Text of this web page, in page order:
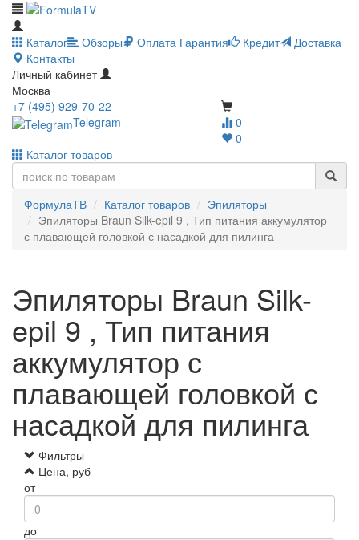
Каталог Обзоры Оплата Гарантия Кредит
Доставка
Контакты
Личный кабинет
Москва
0
0
+7 (495) 929-70-22
Telegram
Каталог товаров
ФормулаТВ Каталог товаров
Эпиляторы
Эпиляторы Braun Silk-epil 9 , Тип питания аккумулятор
с плавающей головкой с насадкой для пилинга
Эпиляторы Braun Silk-
epil 9 , Тип питания
аккумулятор с
плавающей головкой с
насадкой для пилинга
Фильтры
Цена, руб
от
до